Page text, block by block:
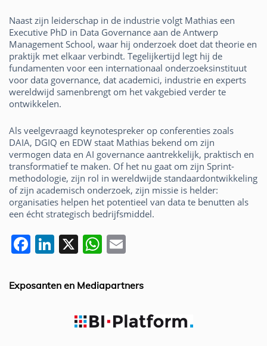
Naast zijn leiderschap in de industrie volgt Mathias een
Executive PhD in Data Governance aan de Antwerp
Management School, waar hij onderzoek doet dat theorie en
praktijk met elkaar verbindt. Tegelijkertijd legt hij de
fundamenten voor een internationaal onderzoeksinstituut
voor data governance, dat academici, industrie en experts
wereldwijd samenbrengt om het vakgebied verder te
ontwikkelen.
Als veelgevraagd keynote­spreker op conferenties zoals
DAIA, DGIQ en EDW staat Mathias bekend om zijn
vermogen data en AI governance aantrekkelijk, praktisch en
transformatief te maken. Of het nu gaat om zijn Sprint-
methodologie, zijn rol in wereldwijde standaardontwikkeling
of zijn academisch onderzoek, zijn missie is helder:
organisaties helpen het potentieel van data te benutten als
een écht strategisch bedrijfsmiddel.
F
c
Li
k
X W
at
A
ai
Exposanten en Mediapartners